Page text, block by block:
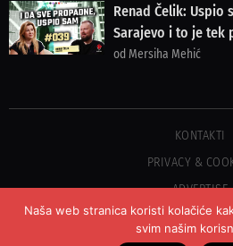
Renad Čelik: Uspio
Sarajevo i to je tek
od Mersiha Mehić
©2023 COPYRIGHT OSLOBOĐENJE -
KONTAKTI
PRIVACY &
ADVERTISE
Naša web stranica koristi kolačiće
svim našim